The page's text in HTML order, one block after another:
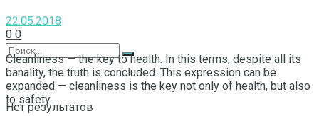
Нет результатов
22.05.2018
0 0
Cleanliness — the key to health. In this terms, despite all its
banality, the truth is concluded. This expression can be
expanded — cleanliness is the key not only of health, but also
to safety.